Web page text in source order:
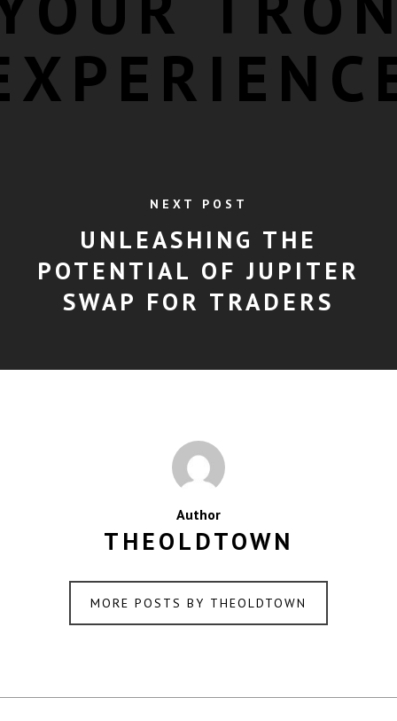
NEXT POST
UNLEASHING THE
POTENTIAL OF JUPITER
SWAP FOR TRADERS
Author
THEOLDTOWN
MORE POSTS BY THEOLDTOWN